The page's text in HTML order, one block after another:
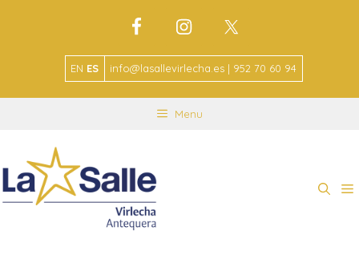
EN ES info@lasallevirlecha.es | 952 70 60 94
Menu